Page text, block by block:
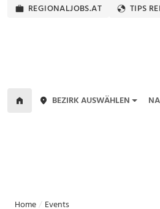
REGIONALJOBS.AT TIPS
BEZIRK AUSWÄHLEN
Home Events